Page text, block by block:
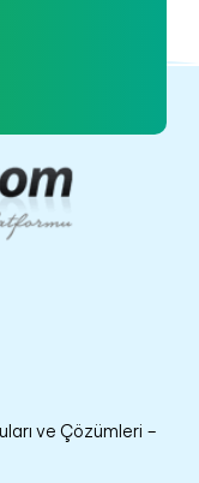
ve Çözümleri –